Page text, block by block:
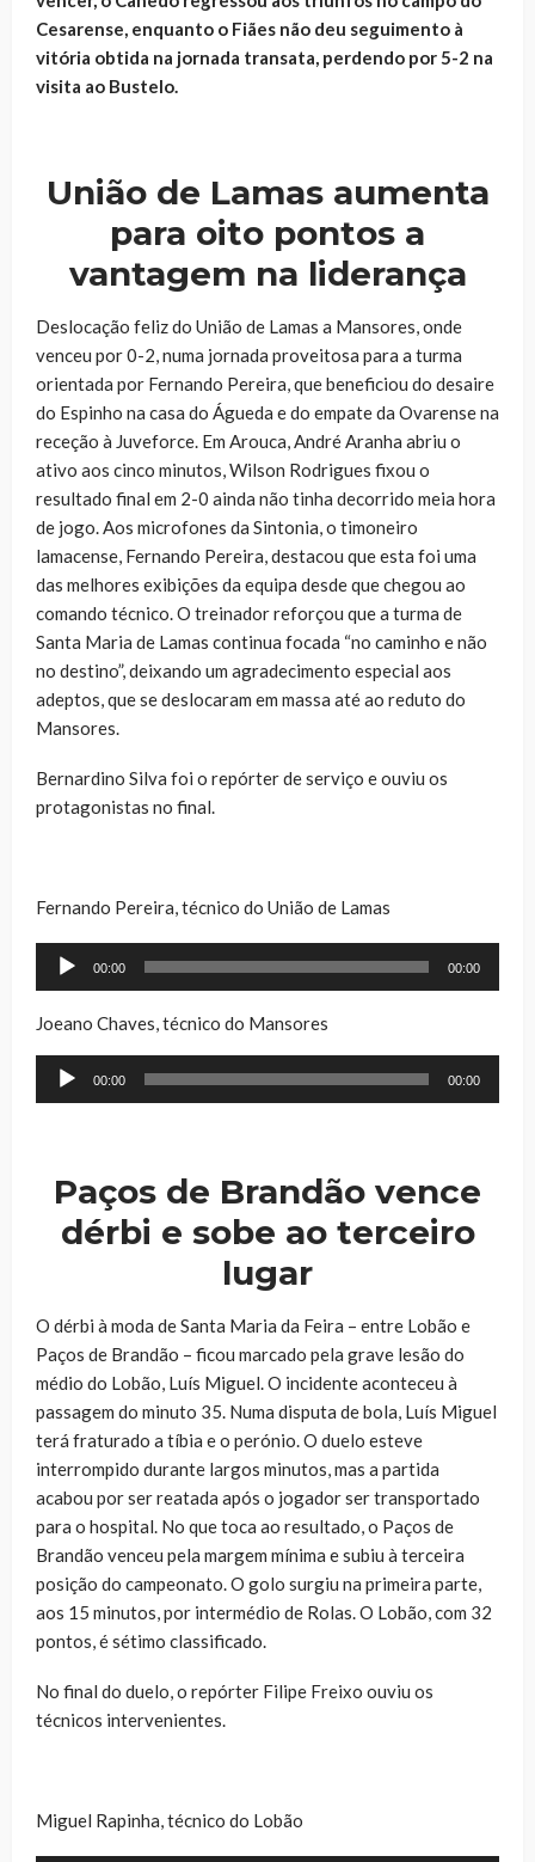
Cesarense, enquanto o Fiães não deu seguimento à
vitória obtida na jornada transata, perdendo por 5-2 na
visita ao Bustelo.
União de Lamas aumenta
para oito pontos a
vantagem na liderança
Deslocação feliz do União de Lamas a Mansores, onde
venceu por 0-2, numa jornada proveitosa para a turma
orientada por Fernando Pereira, que beneficiou do desaire
do Espinho na casa do Águeda e do empate da Ovarense na
receção à Juveforce. Em Arouca, André Aranha abriu o
ativo aos cinco minutos, Wilson Rodrigues fixou o
resultado final em 2-0 ainda não tinha decorrido meia hora
de jogo. Aos microfones da Sintonia, o timoneiro
lamacense, Fernando Pereira, destacou que esta foi uma
das melhores exibições da equipa desde que chegou ao
comando técnico. O treinador reforçou que a turma de
Santa Maria de Lamas continua focada “no caminho e não
no destino”, deixando um agradecimento especial aos
adeptos, que se deslocaram em massa até ao reduto do
Mansores.
Bernardino Silva foi o repórter de serviço e ouviu os
protagonistas no final.
Fernando Pereira, técnico do União de Lamas
Reprodutor
áudio
00:00 00:00
Joeano Chaves, técnico do Mansores
Reprodutor
00:00 00:00
Paços de Brandão vence
dérbi e sobe ao terceiro
lugar
O dérbi à moda de Santa Maria da Feira – entre Lobão e
Paços de Brandão – ficou marcado pela grave lesão do
médio do Lobão, Luís Miguel. O incidente aconteceu à
passagem do minuto 35. Numa disputa de bola, Luís Miguel
terá fraturado a tíbia e o perónio. O duelo esteve
interrompido durante largos minutos, mas a partida
acabou por ser reatada após o jogador ser transportado
para o hospital. No que toca ao resultado, o Paços de
Brandão venceu pela margem mínima e subiu à terceira
posição do campeonato. O golo surgiu na primeira parte,
aos 15 minutos, por intermédio de Rolas. O Lobão, com 32
pontos, é sétimo classificado.
No final do duelo, o repórter Filipe Freixo ouviu os
técnicos intervenientes.
Miguel Rapinha, técnico do Lobão